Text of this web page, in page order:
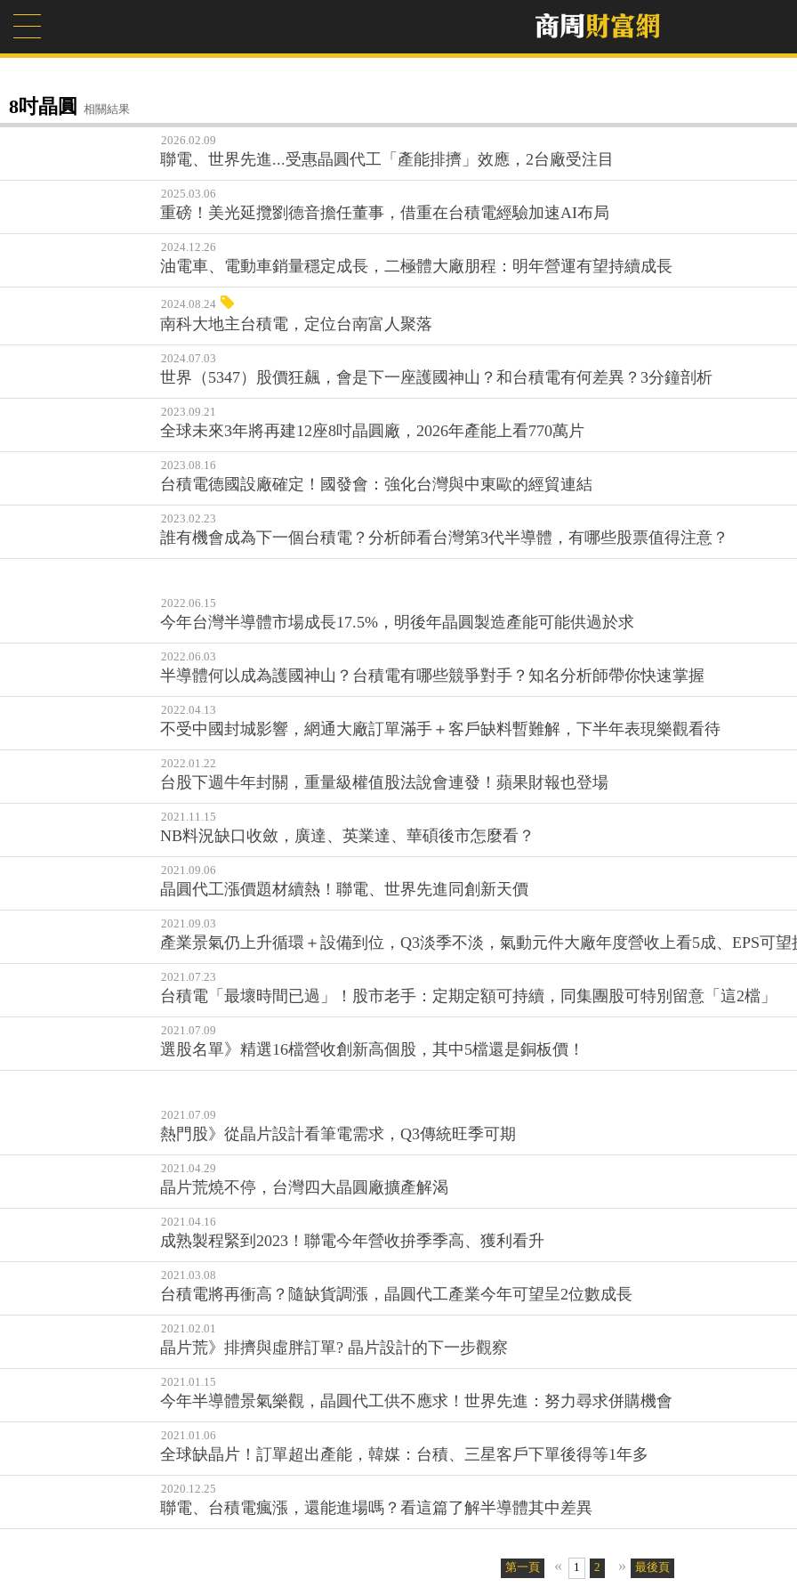
8吋晶圓 相關結果
2026.02.09
聯電、世界先進...受惠晶圓代工「產能排擠」效應，2台廠受注目
2025.03.06
重磅！美光延攬劉德音擔任董事，借重在台積電經驗加速AI布局
2024.12.26
油電車、電動車銷量穩定成長，二極體大廠朋程：明年營運有望持續成長
2024.08.24
南科大地主台積電，定位台南富人聚落
2024.07.03
世界（5347）股價狂飆，會是下一座護國神山？和台積電有何差異？3分鐘剖析
2023.09.21
全球未來3年將再建12座8吋晶圓廠，2026年產能上看770萬片
2023.08.16
台積電德國設廠確定！國發會：強化台灣與中東歐的經貿連結
2023.02.23
誰有機會成為下一個台積電？分析師看台灣第3代半導體，有哪些股票值得注意？
2022.06.15
今年台灣半導體市場成長17.5%，明後年晶圓製造產能可能供過於求
2022.06.03
半導體何以成為護國神山？台積電有哪些競爭對手？知名分析師帶你快速掌握
2022.04.13
不受中國封城影響，網通大廠訂單滿手＋客戶缺料暫難解，下半年表現樂觀看待
2022.01.22
台股下週牛年封關，重量級權值股法說會連發！蘋果財報也登場
2021.11.15
NB料況缺口收斂，廣達、英業達、華碩後市怎麼看？
2021.09.06
晶圓代工漲價題材續熱！聯電、世界先進同創新天價
2021.09.03
產業景氣仍上升循環＋設備到位，Q3淡季不淡，氣動元件大廠年度營收上看5成、EPS可望
2021.07.23
台積電「最壞時間已過」！股市老手：定期定額可持續，同集團股可特別留意「這2檔」
2021.07.09
選股名單》精選16檔營收創新高個股，其中5檔還是銅板價！
2021.07.09
熱門股》從晶片設計看筆電需求，Q3傳統旺季可期
2021.04.29
晶片荒燒不停，台灣四大晶圓廠擴產解渴
2021.04.16
成熟製程緊到2023！聯電今年營收拚季季高、獲利看升
2021.03.08
台積電將再衝高？隨缺貨調漲，晶圓代工產業今年可望呈2位數成長
2021.02.01
晶片荒》排擠與虛胖訂單? 晶片設計的下一步觀察
2021.01.15
今年半導體景氣樂觀，晶圓代工供不應求！世界先進：努力尋求併購機會
2021.01.06
全球缺晶片！訂單超出產能，韓媒：台積、三星客戶下單後得等1年多
2020.12.25
聯電、台積電瘋漲，還能進場嗎？看這篇了解半導體其中差異
第一頁 « 1 2 » 最後頁